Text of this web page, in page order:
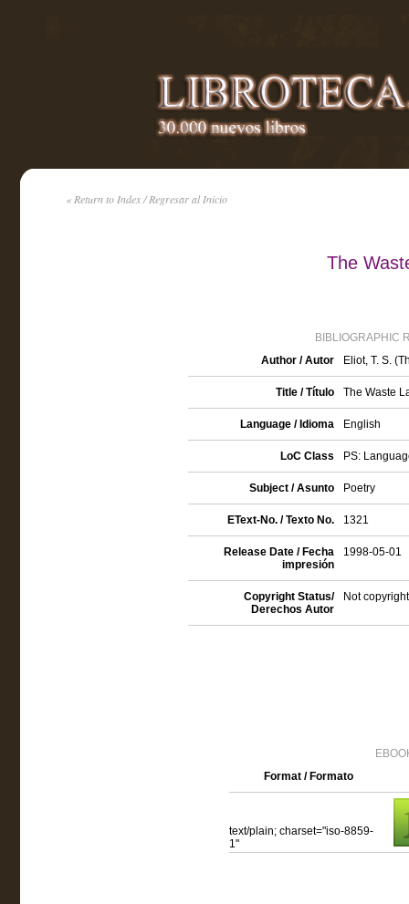
« Return to Index / Regresar al Inicio
The
BIBLIOGRAPHIC
Author / Autor
Eliot, T. S.
Title / Título The Waste
Language / Idioma English
LoC Class PS:
Subject / Asunto Poetry
EText-No. / Texto No. 1321
Release Date / Fecha
impresión
1998-05-01
Copyright Status/
Derechos Autor
Not
Format / Formato
text/plain; charset="iso-8859-
1"